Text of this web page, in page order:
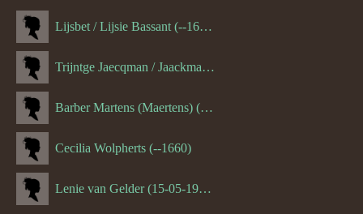
Lijsbet / Lijsie Bassant (--1687)
Trijntge Jaecqman / Jaackman (--1651)
Barber Martens (Maertens) (--1658)
Cecilia Wolpherts (--1660)
Lenie van Gelder (15-05-1970)